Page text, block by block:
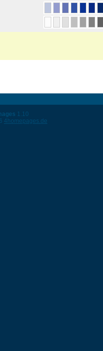
1.10
4homepages.de